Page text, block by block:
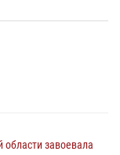
завоевала